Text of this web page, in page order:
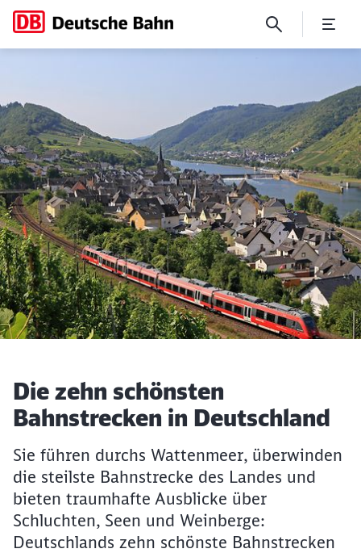
Artikel:
Die zehn schönsten
Bahnstrecken in Deutschland
Sie führen durchs Wattenmeer, überwinden
die steilste Bahnstrecke des Landes und
bieten traumhafte Ausblicke über
Schluchten, Seen und Weinberge:
Deutschlands zehn schönste Bahnstrecken